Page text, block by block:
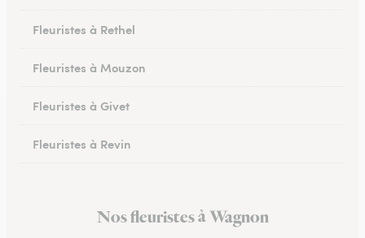
Fleuristes à Rethel
Fleuristes à Mouzon
Fleuristes à Givet
Fleuristes à Revin
Fleuristes à Signy-le-Petit
Nos fleuristes à Wagnon